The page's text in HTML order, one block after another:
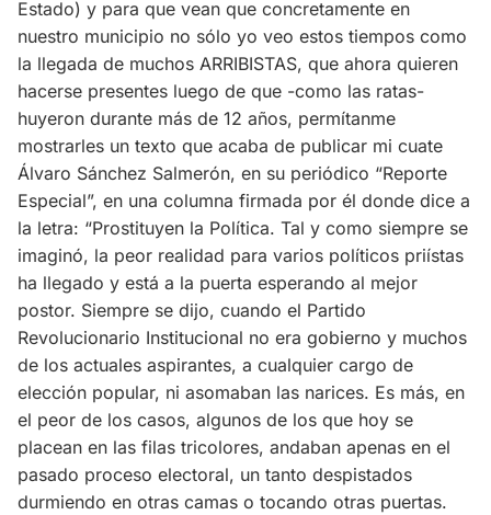
Estado) y para que vean que concretamente en
nuestro municipio no sólo yo veo estos tiempos como
la llegada de muchos ARRIBISTAS, que ahora quieren
hacerse presentes luego de que -como las ratas-
huyeron durante más de 12 años, permítanme
mostrarles un texto que acaba de publicar mi cuate
Álvaro Sánchez Salmerón, en su periódico “Reporte
Especial”, en una columna firmada por él donde dice a
la letra: “Prostituyen la Política. Tal y como siempre se
imaginó, la peor realidad para varios políticos priístas
ha llegado y está a la puerta esperando al mejor
postor. Siempre se dijo, cuando el Partido
Revolucionario Institucional no era gobierno y muchos
de los actuales aspirantes, a cualquier cargo de
elección popular, ni asomaban las narices. Es más, en
el peor de los casos, algunos de los que hoy se
placean en las filas tricolores, andaban apenas en el
pasado proceso electoral, un tanto despistados
durmiendo en otras camas o tocando otras puertas.